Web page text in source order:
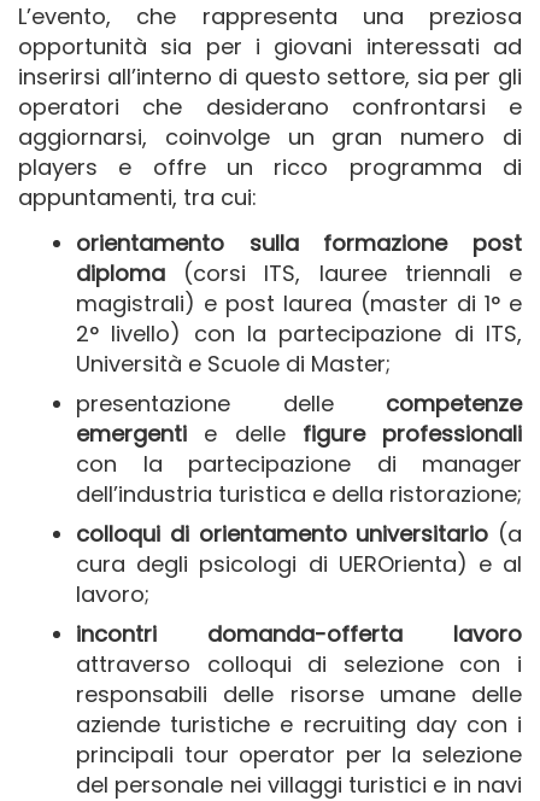
L’evento, che rappresenta una preziosa
opportunità sia per i giovani interessati ad
inserirsi all’interno di questo settore, sia per gli
operatori che desiderano confrontarsi e
aggiornarsi, coinvolge un gran numero di
players e offre un ricco programma di
appuntamenti, tra cui:
orientamento sulla formazione post
diploma (corsi ITS, lauree triennali e
magistrali) e post laurea (master di 1° e
2° livello) con la partecipazione di ITS,
Università e Scuole di Master;
presentazione delle competenze
emergenti e delle figure professionali
con la partecipazione di manager
dell’industria turistica e della ristorazione;
colloqui di orientamento universitario (a
cura degli psicologi di UEROrienta) e al
lavoro;
incontri domanda-offerta lavoro
attraverso colloqui di selezione con i
responsabili delle risorse umane delle
aziende turistiche e recruiting day con i
principali tour operator per la selezione
del personale nei villaggi turistici e in navi